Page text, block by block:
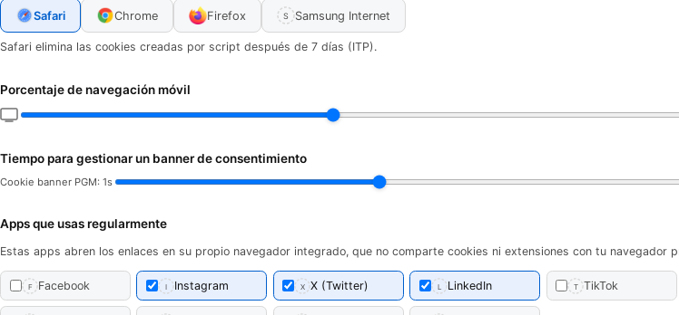
Safari Chrome Firefox S Samsung Internet
Safari elimina las cookies creadas por script después de 7 días (ITP).
Porcentaje de navegación móvil
Tiempo para gestionar un banner de consentimiento
Cookie banner PGM: 1s
Apps que usas regularmente
Estas apps abren los enlaces en su propio navegador integrado, que no comparte cookies ni extensiones con tu navegador
F Facebook I Instagram X X (Twitter) L LinkedIn T TikTok